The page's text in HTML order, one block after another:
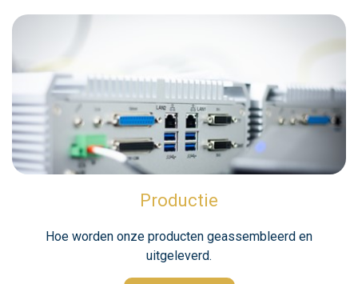
Productie
Hoe worden onze producten geassembleerd en
uitgeleverd.